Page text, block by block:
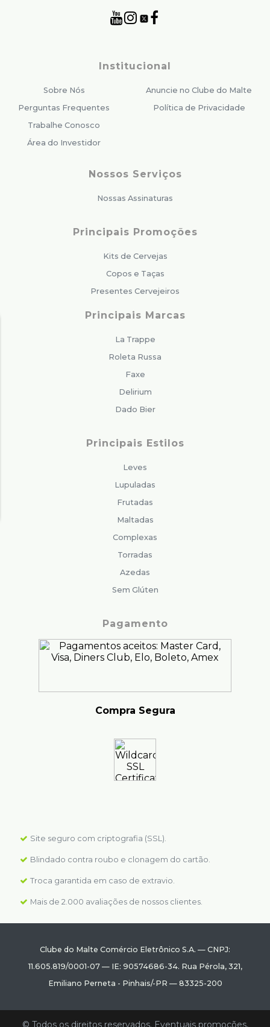
Institucional
Sobre Nós
Perguntas Frequentes
Trabalhe Conosco
Área do Investidor
Anuncie no Clube do Malte
Política de Privacidade
Nossos Serviços
Nossas Assinaturas
Principais Promoções
Kits de Cervejas
Copos e Taças
Presentes Cervejeiros
Principais Marcas
La Trappe
Roleta Russa
Faxe
Delirium
Dado Bier
Principais Estilos
Leves
Lupuladas
Frutadas
Maltadas
Complexas
Torradas
Azedas
Sem Glúten
Pagamento
Compra Segura
Site seguro com criptografia (SSL).
Blindado contra roubo e clonagem do cartão.
Troca garantida em caso de extravio.
Mais de 2.000 avaliações de nossos clientes.
Clube do Malte Comércio Eletrônico S.A. — CNPJ:
11.605.819/0001-07— IE: 90574686-34. Rua Pérola, 321,
Emiliano Perneta - Pinhais/-PR — 83325-200
© Todos os direitos reservados. Eventuais promoções,